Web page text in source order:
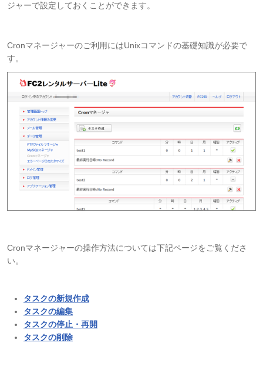
ジャーで設定しておくことができます。
Cronマネージャーのご利用にはUnixコマンドの基礎知識が必要で
す。
Cronマネージャーの操作方法については下記ページをご覧くださ
い。
タスクの新規作成
タスクの編集
タスクの停止・再開
タスクの削除